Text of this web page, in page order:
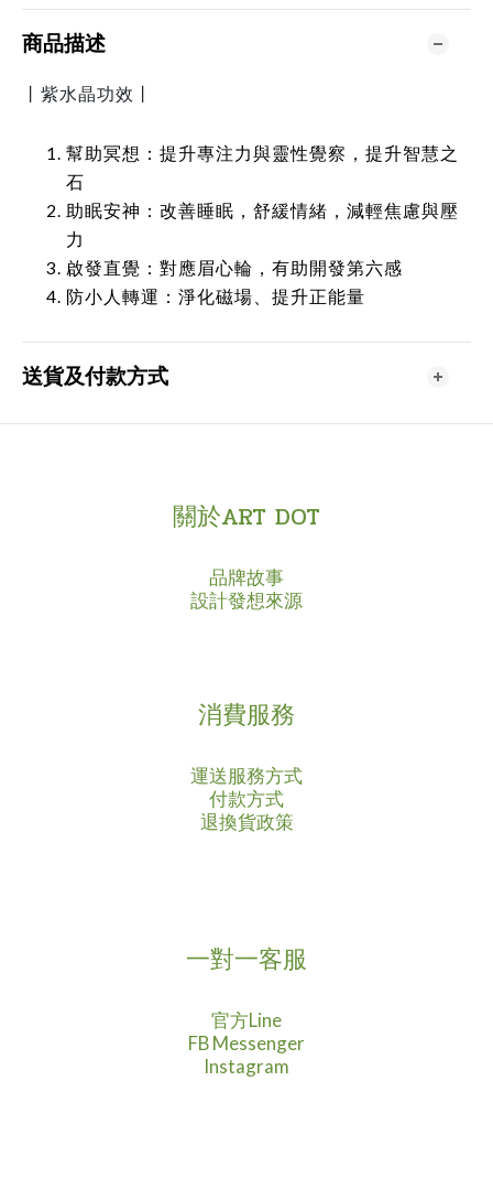
商品描述
丨紫水晶功效丨
幫助冥想：提升專注力與靈性覺察，提升智慧之
石
助眠安神：改善睡眠，舒緩情緒，減輕焦慮與壓
力
啟發直覺：對應眉心輪，有助開發第六感
防小人轉運：淨化磁場、提升正能量
送貨及付款方式
關於ART DOT
品牌故事
設計發想來源
消費服務
運送服務方式
付款方式
退換貨政策
一對一客服
官方Line
FB Messenger
Instagram